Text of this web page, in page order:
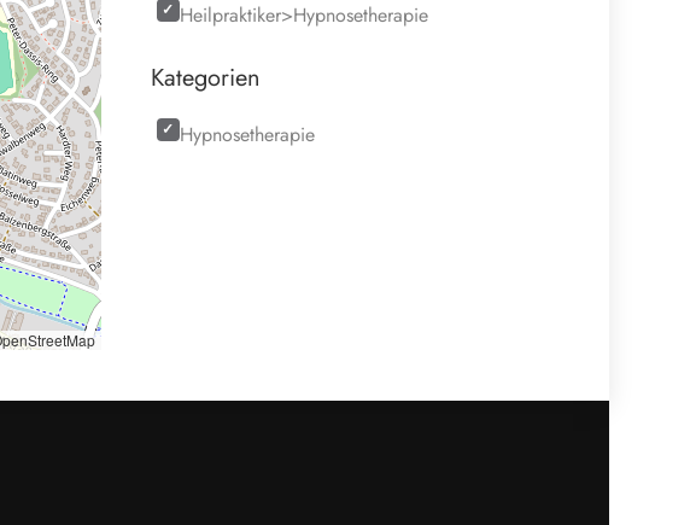
Heilpraktiker>Hypnosetherapie
Kategorien
Hypnosetherapie